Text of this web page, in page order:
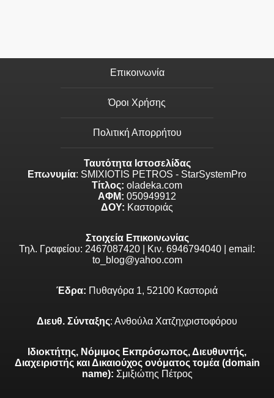
Επικοινωνία
Όροι Χρήσης
Πολιτική Απορρήτου
Ταυτότητα Ιστοσελίδας
Επωνυμία: SMIXIOTIS PETROS - StarSystemPro
Τίτλος: oladeka.com
ΑΦΜ: 050949912
ΔΟΥ: Καστοριάς
Στοιχεία Επικοινωνίας
Τηλ. Γραφείου: 2467087420 | Κιν. 6946794040 | email:
to_blog@yahoo.com
Έδρα: Πυθαγόρα 1, 52100 Καστοριά
Διευθ. Σύνταξης: Ανθούλα Χατζηχριστοφόρου
Ιδιοκτήτης, Νόμιμος Εκπρόσωπος, Διευθυντής,
Διαχειριστής και Δικαιούχος ονόματος τομέα (domain
name): Σμιξιώτης Πέτρος